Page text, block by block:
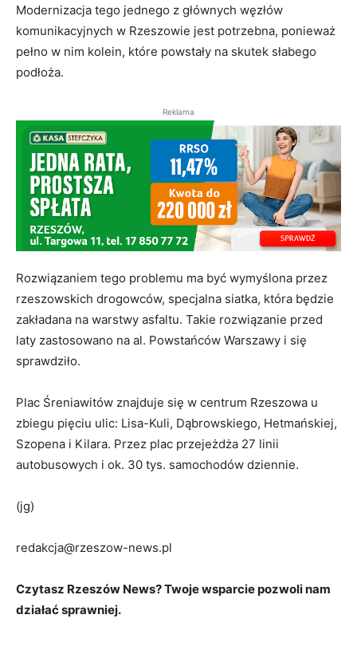
Modernizacja tego jednego z głównych węzłów
komunikacyjnych w Rzeszowie jest potrzebna, ponieważ
pełno w nim kolein, które powstały na skutek słabego
podłoża.
Reklama
Rozwiązaniem tego problemu ma być wymyślona przez
rzeszowskich drogowców, specjalna siatka, która będzie
zakładana na warstwy asfaltu. Takie rozwiązanie przed
laty zastosowano na al. Powstańców Warszawy i się
sprawdziło.
Plac Śreniawitów znajduje się w centrum Rzeszowa u
zbiegu pięciu ulic: Lisa-Kuli, Dąbrowskiego, Hetmańskiej,
Szopena i Kilara. Przez plac przejeżdża 27 linii
autobusowych i ok. 30 tys. samochodów dziennie.
(jg)
redakcja@rzeszow-news.pl
Czytasz Rzeszów News? Twoje wsparcie pozwoli nam
działać sprawniej.